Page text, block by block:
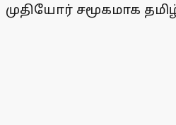
முதியோர் சமூகமாக